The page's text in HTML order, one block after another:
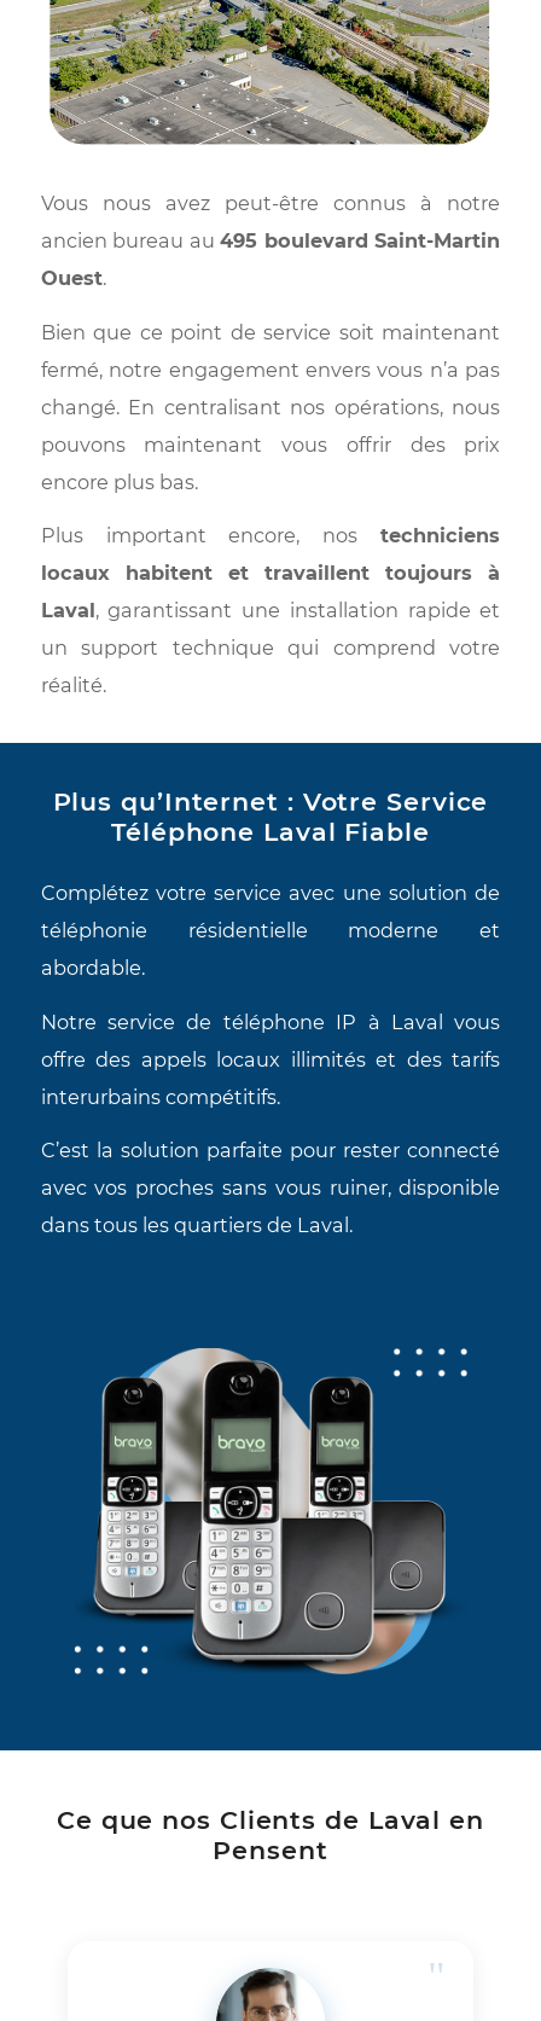
Vous nous avez peut-être connus à
ancien bureau au495 boulevard Saint-
Ouest.
pouvons maintenant vous offrir des
encore plus bas.
Plus important encore, nos
locaux habitent et travaillent toujours
Laval, garantissant une installation rapide
un support technique qui comprend
réalité.
Plus qu’Internet : Votre
Téléphone Laval Fiable
abordable.
Notre service de téléphone IP à Laval
offre des appels locaux illimités et des
interurbains compétitifs.
C’est la solution parfaite pour rester
avec vos proches sans vous ruiner,
dans tous les quartiers de Laval.